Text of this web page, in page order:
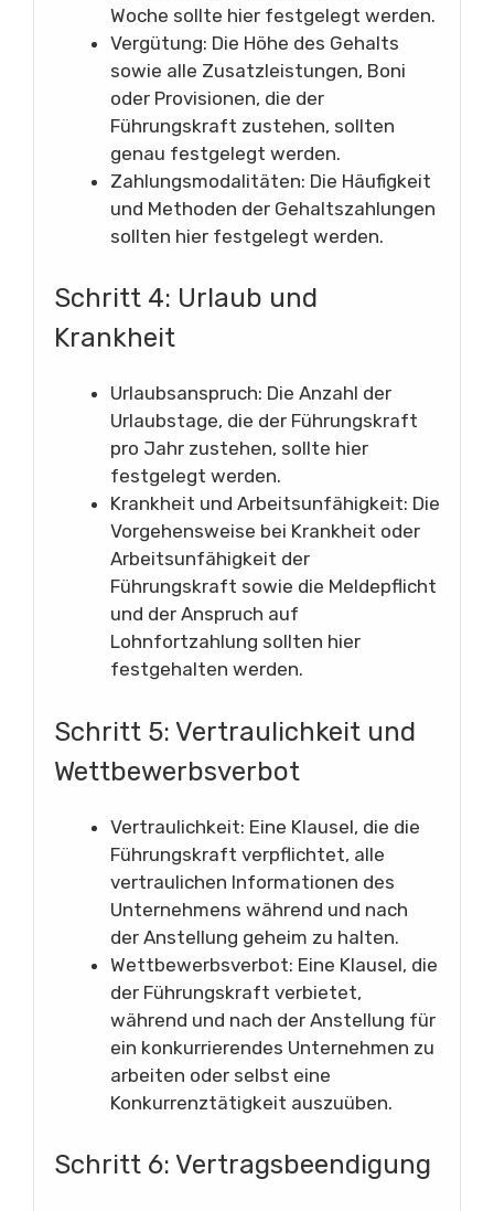
Woche sollte hier festgelegt werden.
Vergütung: Die Höhe des Gehalts
sowie alle Zusatzleistungen, Boni
oder Provisionen, die der
Führungskraft zustehen, sollten
genau festgelegt werden.
Zahlungsmodalitäten: Die Häufigkeit
und Methoden der Gehaltszahlungen
sollten hier festgelegt werden.
Schritt 4: Urlaub und
Krankheit
Urlaubsanspruch: Die Anzahl der
Urlaubstage, die der Führungskraft
pro Jahr zustehen, sollte hier
festgelegt werden.
Krankheit und Arbeitsunfähigkeit: Die
Vorgehensweise bei Krankheit oder
Arbeitsunfähigkeit der
Führungskraft sowie die Meldepflicht
und der Anspruch auf
Lohnfortzahlung sollten hier
festgehalten werden.
Schritt 5: Vertraulichkeit und
Wettbewerbsverbot
Vertraulichkeit: Eine Klausel, die die
Führungskraft verpflichtet, alle
vertraulichen Informationen des
Unternehmens während und nach
der Anstellung geheim zu halten.
Wettbewerbsverbot: Eine Klausel, die
der Führungskraft verbietet,
während und nach der Anstellung für
ein konkurrierendes Unternehmen zu
arbeiten oder selbst eine
Konkurrenztätigkeit auszuüben.
Schritt 6: Vertragsbeendigung